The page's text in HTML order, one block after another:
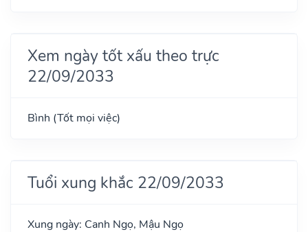
Xem ngày tốt xấu theo trực
22/09/2033
Bình (Tốt mọi việc)
Tuổi xung khắc 22/09/2033
Xung ngày: Canh Ngọ, Mậu Ngọ